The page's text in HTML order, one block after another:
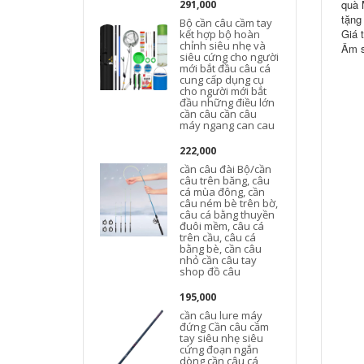
291,000
Bộ cần câu cầm tay
kết hợp bộ hoàn
chỉnh siêu nhẹ và
siêu cứng cho người
mới bắt đầu câu cá
cung cấp dụng cụ
cho người mới bắt
đầu những điều lớn
cần câu cần câu
máy ngang can cau
222,000
cần câu đài Bộ/cần
câu trên băng, câu
cá mùa đông, cần
câu ném bè trên bờ,
câu cá bằng thuyền
đuôi mềm, câu cá
trên cầu, câu cá
bằng bè, cần câu
nhỏ cần câu tay
shop đồ câu
195,000
cần câu lure máy
đứng Cần câu cầm
tay siêu nhẹ siêu
cứng đoạn ngắn
dòng cần câu cá
quà
Giá
Âm